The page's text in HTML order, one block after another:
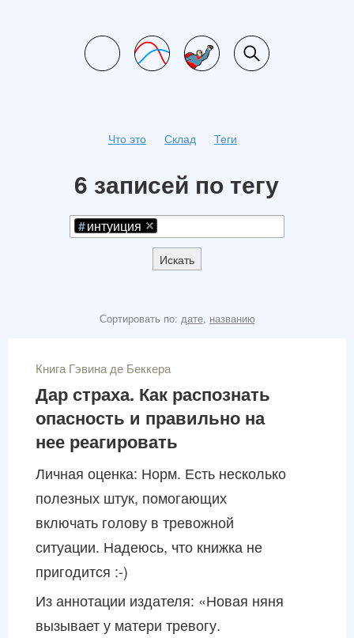
Что это Склад Теги
6 записей по тегу
интуиция
Искать
Сортировать по: дате, названию
Книга Гэвина де Беккера
Дар страха. Как распознать
опасность и правильно на
нее реагировать
Личная оценка: Норм. Есть несколько
полезных штук, помогающих
включать голову в тревожной
ситуации. Надеюсь, что книжка не
пригодится :-)
Из аннотации издателя: «Новая няня
вызывает у матери тревогу.